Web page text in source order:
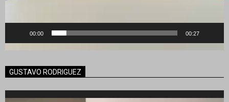
00:00 00:27
GUSTAVO RODRIGUEZ